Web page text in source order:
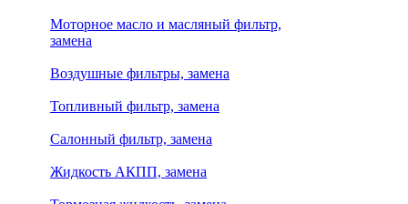
Моторное масло и масляный фильтр,
замена
Воздушные фильтры, замена
Топливный фильтр, замена
Салонный фильтр, замена
Жидкость АКПП, замена